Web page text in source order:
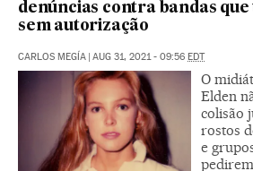
denúncias contra bandas
sem autorização
CARLOS MEGÍA | AUG 31, 2021 - 09:56 EDT
O
Elden
colisão
rostos
e